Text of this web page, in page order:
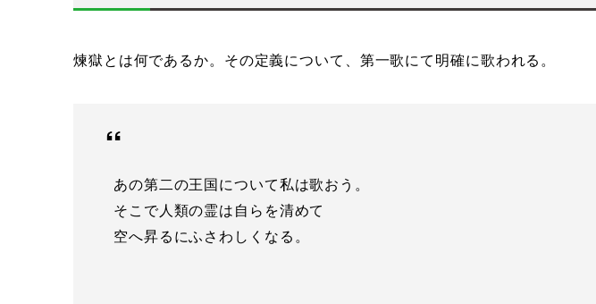
煉獄とは何であるか。その定義について、第一歌にて明確に歌われる。
あの第二の王国について私は歌おう。
そこで人類の霊は自らを清めて
空へ昇るにふさわしくなる。